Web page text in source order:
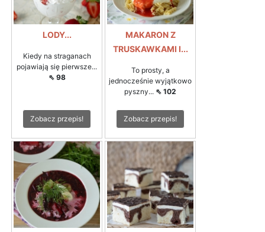
LODY...
Kiedy na straganach
pojawiają się pierwsze...
⇖ 98
Zobacz przepis!
MAKARON Z
TRUSKAWKAMI I...
To prosty, a
jednocześnie wyjątkowo
pyszny... ⇖ 102
Zobacz przepis!